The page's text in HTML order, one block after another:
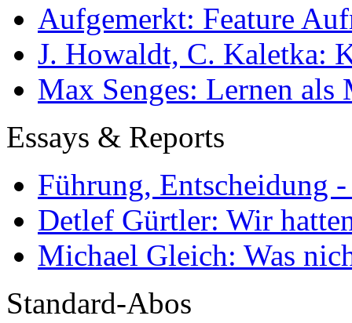
Aufgemerkt: Feature
J. Howaldt, C. Kaletka:
Max Senges: Lernen als
Essays & Reports
Führung, Entscheidung
Detlef Gürtler: Wir
Michael Gleich: Was
Standard-Abos